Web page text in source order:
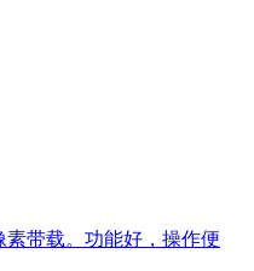
素带载。功能好，操作便